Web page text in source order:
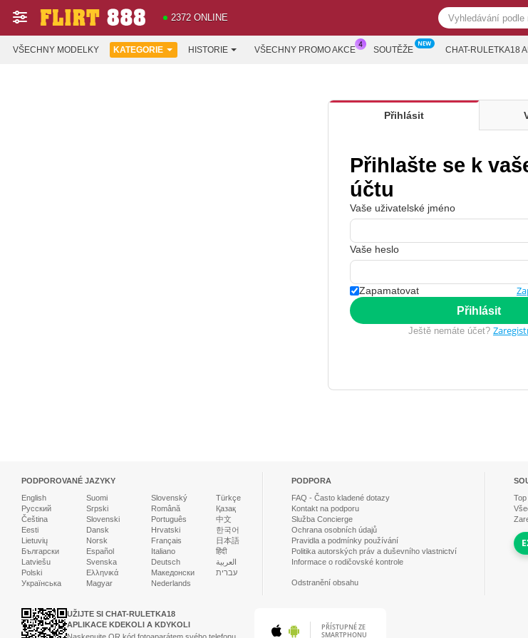
2372 ONLINE
VŠECHNY MODELKY KATEGORIE HISTORIE VŠECHNY PROMO AKCE SOUTĚŽE CHAT-RULETKA18
Přihlásit
Přihlašte se k
účtu
Vaše uživatelské jméno
Vaše heslo
Zapamatovat
Přihlásit
Ještě nemáte účet?
PODPOROVANÉ JAZYKY
English
Русский
Čeština
Eesti
Lietuvių
Български
Latviešu
Polski
Українська
Suomi
Srpski
Slovenski
Dansk
Norsk
Español
Svenska
Ελληνικά
Magyar
Slovenský
Română
Português
Hrvatski
Français
Italiano
Deutsch
Македонски
Nederlands
Türkçe
Қазақ
中文
한국어
日本語
हिंदी
العربية
עברית
PODPORA
FAQ - Často kladené dotazy
Kontakt na podporu
Služba Concierge
Ochrana osobních údajů
Pravidla a podmínky používání
Politika autorských práv a duševního vlastnictví
Informace o rodičovské kontrole
Odstranění obsahu
Top
UŽIJTE SI CHAT-RULETKA18
APLIKACE KDEKOLI A KDYKOLI
PŘÍSTUPNÉ ZE
SMARTPHONU